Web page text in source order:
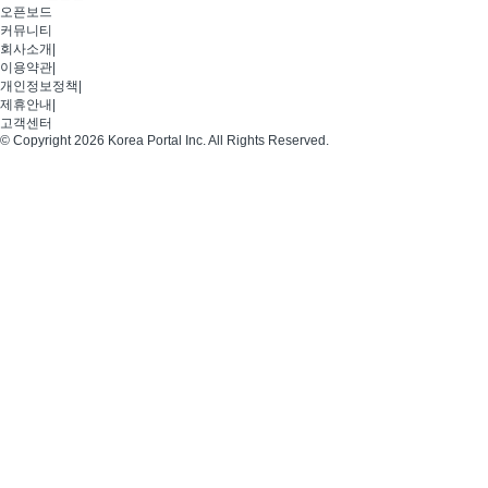
오픈보드
커뮤니티
회사소개
이용약관
개인정보정책
제휴안내
고객센터
© Copyright 2026 Korea Portal Inc. All Rights Reserved.